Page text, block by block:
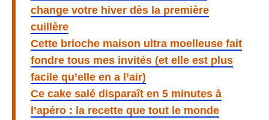
change votre hiver dès la première
cuillère
Cette brioche maison ultra moelleuse fait
fondre tous mes invités (et elle est plus
facile qu’elle en a l’air)
Ce cake salé disparaît en 5 minutes à
l’apéro : la recette que tout le monde